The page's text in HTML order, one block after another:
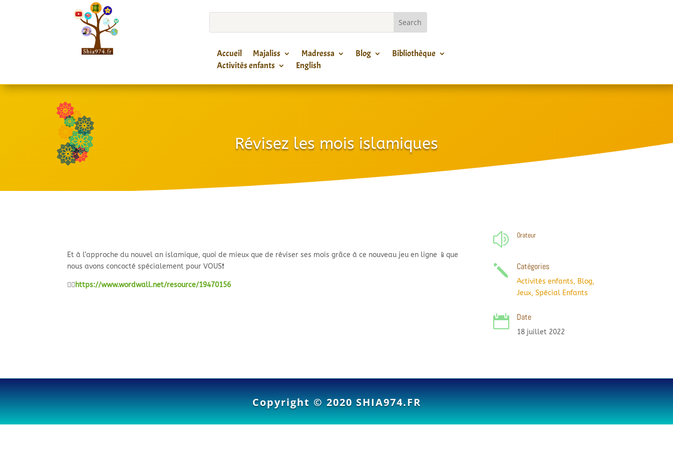
Accueil Majaliss Madressa Blog
Bibliothèque
Activités enfants
English
Révisez les mois islamiques
Et à l’approche du nouvel an islamique, quoi de mieux que de réviser ses mois grâce à ce nouveau jeu en ligne 📱que
nous avons concocté spécialement pour VOUS❗
👉🏽https://www.wordwall.net/resource/19470156
z Orateur
j Catégories
Activités enfants, Blog,
Jeux,Spécial Enfants
 Date
18 juillet 2022
Copyright © 2020SHIA974.FR